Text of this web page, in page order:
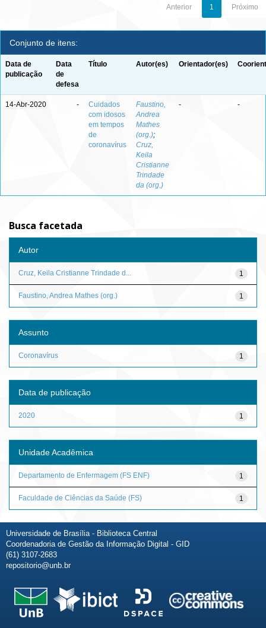
Anterior 1 Próximo
Conjunto de itens:
Data de
publicação
Data
de
defesa
Título Autor(es) Orientador(es)
14-Abr-2020 -
Cuidados
com idosos
em tempos
de
coronavírus
Faustino,
Andrea
Mathes
(org.);
Cruz,
Keila
Cristianne
Trindade
da (org.)
- -
Busca facetada
Autor
1
Cruz, Keila Cristianne Trindade d...
1
Faustino, Andrea Mathes (org.)
Assunto
1
Coronavírus
Data de publicação
1
2020
Unidade Acadêmica
1
Departamento de Enfermagem (FS ENF)
1
Faculdade de Ciências da Saúde (FS)
Universidade de Brasília - Biblioteca Central
Coordenadoria de Gestão da Informação Digital - GID
(61) 3107-2683
repositorio@unb.br